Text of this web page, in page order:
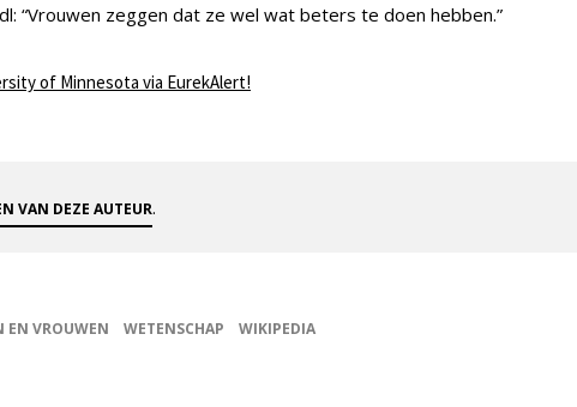
“Vrouwen zeggen dat ze wel wat beters te doen hebben.”
of Minnesota via EurekAlert!
VAN DEZE AUTEUR.
EN VROUWEN WETENSCHAP WIKIPEDIA